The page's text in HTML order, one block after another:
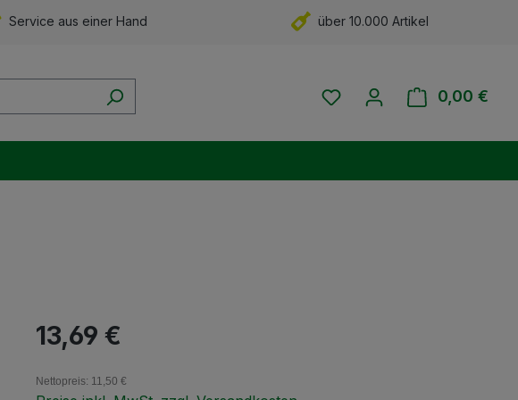
Service aus einer Hand über 10.000 Artikel
Du hast 0 Produkte auf
0,00 €
Regulärer Preis:
13,69 €
Nettopreis: 11,50 €